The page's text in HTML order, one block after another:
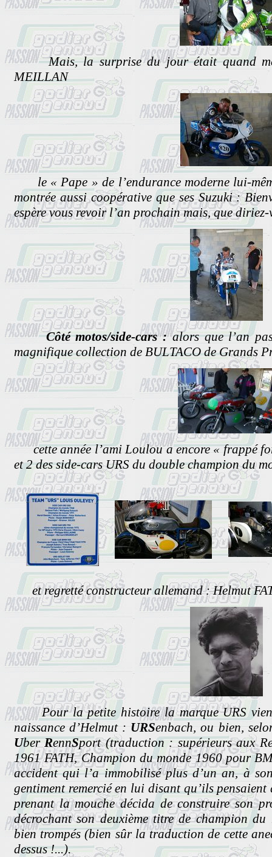
Mais, la surprise du jour était quand
MEILLAN
le « Pape » de l’endurance moderne lui-
montrée aussi coopérative que ses Suzuki :
espère vous revoir l’an prochain mais, que
Côté motos/side-cars :alors que l’an
magnifique collection de BULTACO de Grands
cette année l’ami Loulou a encore « frappé
et 2 des side-cars URS du double champion du
et regretté constructeur allemand : Helmut
Pour la petite histoire la marque URS
naissance d’Helmut : URSenbach, ou bien,
UberRennSport (traduction : supérieurs aux
1961 FATH, Champion du monde 1960 pour
accident qui l’a immobilisé plus d’un an, à
gentiment remercié en lui disant qu’ils
prenant la mouche décida de construire son
décrochant son deuxième titre de champion du
bien trompés (bien sûr la traduction de cette
dessus !...).